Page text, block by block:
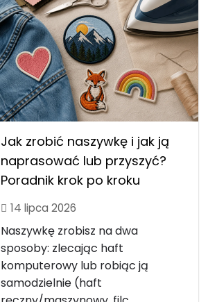
Jak zrobić naszywkę i jak ją
naprasować lub przyszyć?
Poradnik krok po kroku
14 lipca 2026
Naszywkę zrobisz na dwa
sposoby: zlecając haft
komputerowy lub robiąc ją
samodzielnie (haft